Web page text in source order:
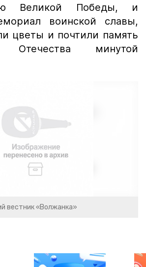
Великой Победы, и
воинской славы,
цветы и почтили память
Отечества минутой
вестник «Волжанка»